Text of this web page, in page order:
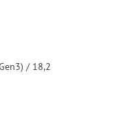
für bestimmte
widerrufen.
/ 18,2